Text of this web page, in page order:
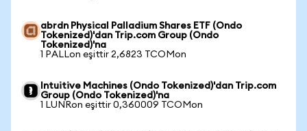
abrdn Physical Palladium Shares ETF (Ondo
Tokenized)'dan Trip.com Group (Ondo
Tokenized)'na
1 PALLon eşittir 2,6823 TCOMon
Intuitive Machines (Ondo Tokenized)'dan Trip.com
Group (Ondo Tokenized)'na
1 LUNRon eşittir 0,360009 TCOMon